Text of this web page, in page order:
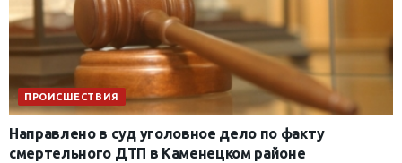
ПРОИСШЕСТВИЯ
Направлено в суд уголовное дело по факту
смертельного ДТП в Каменецком районе